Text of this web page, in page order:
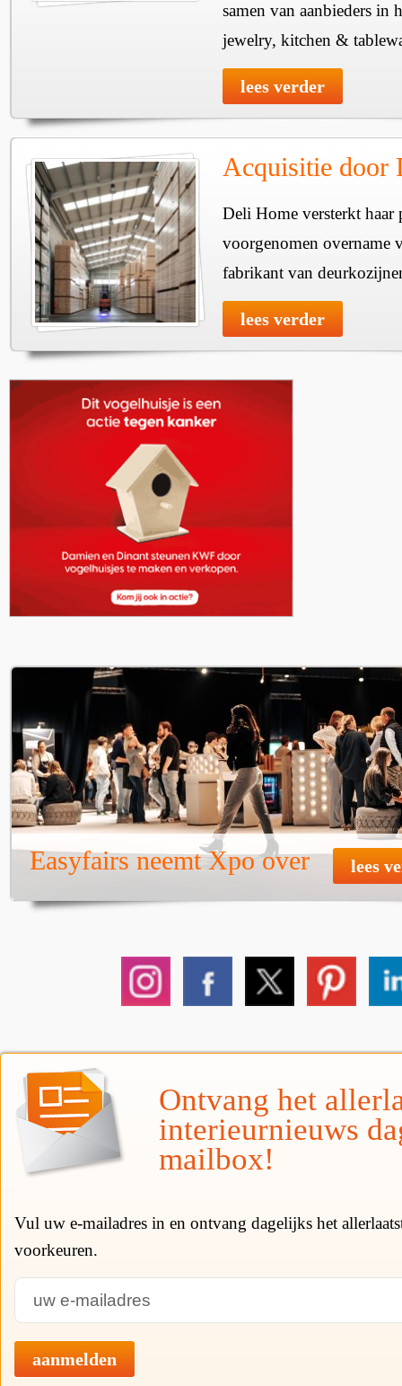
samen van aanbieders in
jewelry, kitchen &
lees verder
Acquisitie door
Deli Home versterkt haar
voorgenomen overname
fabrikant van
lees verder
Easyfairs neemt Xpo over lees
Ontvang het
interieurnieuws
mailbox!
Vul uw e-mailadres in en ontvang dagelijks het
voorkeuren.
aanmelden